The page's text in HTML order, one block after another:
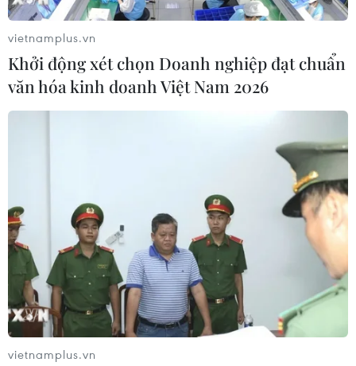
Ngoại trưởng Pompeo nêu rõ "đã đến lúc các nước
Arab dừng tẩy chay và hợp tác với Israel," đồng thời
nhấn mạnh rằng sự chia rẽ đồng nghĩa với mất ổn định
trong khu vực.
vietnamplus.vn
Khởi động xét chọn Doanh nghiệp đạt chuẩn
văn hóa kinh doanh Việt Nam 2026
vietnamplus.vn